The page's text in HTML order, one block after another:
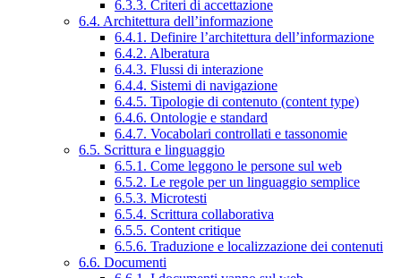
6.3.3. Criteri di accettazione
6.4. Architettura dell’informazione
6.4.1. Definire l’architettura dell’informazione
6.4.2. Alberatura
6.4.3. Flussi di interazione
6.4.4. Sistemi di navigazione
6.4.5. Tipologie di contenuto (content type)
6.4.6. Ontologie e standard
6.4.7. Vocabolari controllati e tassonomie
6.5. Scrittura e linguaggio
6.5.1. Come leggono le persone sul web
6.5.2. Le regole per un linguaggio semplice
6.5.3. Microtesti
6.5.4. Scrittura collaborativa
6.5.5. Content critique
6.5.6. Traduzione e localizzazione dei contenuti
6.6. Documenti